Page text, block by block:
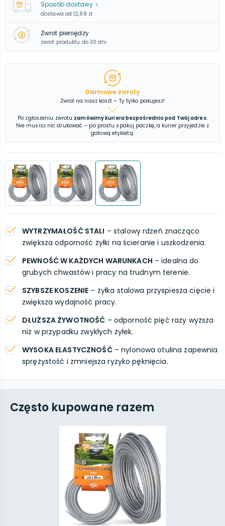
Sposób dostawy
dostawa od 12,99 zł
Zwrot pieniędzy
zwrot produktu do 30 dni
Darmowe zwroty
Zwrot na nasz koszt – Ty tylko pakujesz!
Po zgłoszeniu zwrotu zamówimy kuriera bezpośrednio pod Twój adres.
Nie musisz nic drukować – po prostu spakuj paczkę, a kurier przyjedzie z
gotową etykietą.
WYTRZYMAŁOŚĆ STALI – stalowy rdzeń znacząco
zwiększa odporność żyłki na ścieranie i uszkodzenia.
PEWNOŚĆ W KAŻDYCH WARUNKACH – idealna do
grubych chwastów i pracy na trudnym terenie.
SZYBSZE KOSZENIE – żyłka stalowa przyspiesza cięcie i
zwiększa wydajność pracy.
DŁUŻSZA ŻYWOTNOŚĆ – odporność pięć razy wyższa
niż w przypadku zwykłych żyłek.
WYSOKA ELASTYCZNOŚĆ– nylonowa otulina zapewnia
sprężystość i zmniejsza ryzyko pęknięcia.
Często kupowane razem